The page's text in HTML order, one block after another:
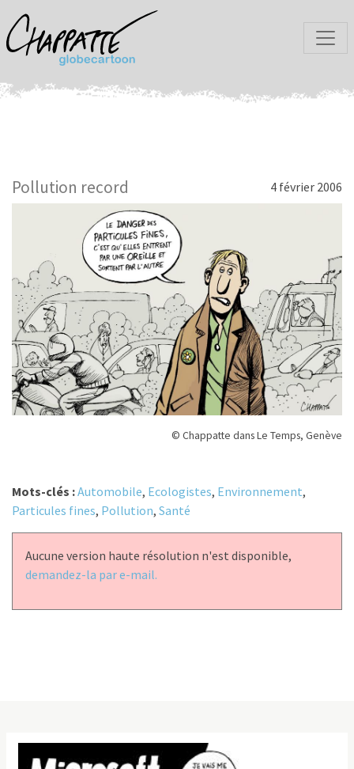
Pollution record 4 février 2006
© Chappatte dans Le Temps, Genève
Mots-clés :Automobile, Ecologistes, Environnement,
Particules fines, Pollution, Santé
Aucune version haute résolution n'est disponible,
demandez-la par e-mail.